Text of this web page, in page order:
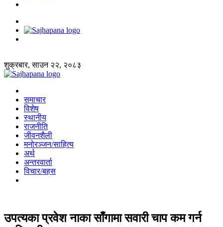
शुक्रबार, साउन २२, २०८३
समाचार
विशेष
स्थानीय
राजनीति
जीवनशैली
मनोरञ्जन/साहित्य
अर्थ
अन्तरवार्ता
विचार/बहस
उपत्यका प्रवेश नाका साँगामा सवारी चाप कम गर्न